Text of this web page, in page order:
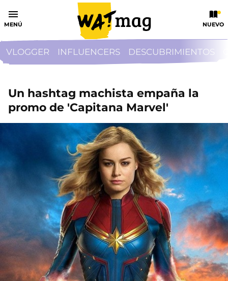
MENÚ NUEVO
VLOGGER INFLUENCERS DESCUBRIMIENTOS
Un hashtag machista empaña la
promo de 'Capitana Marvel'